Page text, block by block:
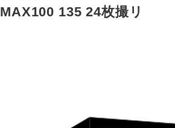
MAX100 135 24枚撮リ